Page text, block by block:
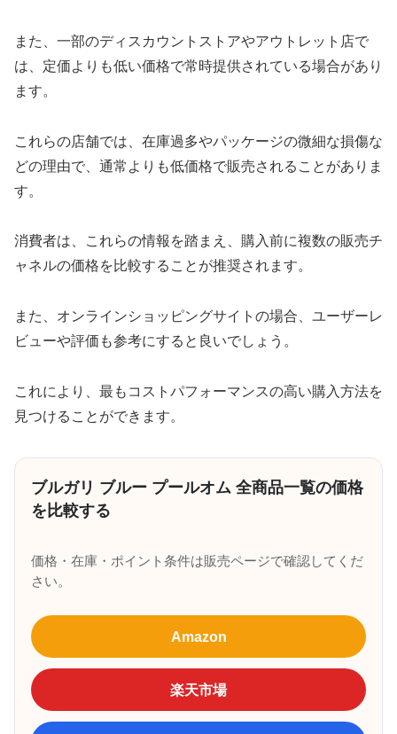
また、一部のディスカウントストアやアウトレット店で
は、定価よりも低い価格で常時提供されている場合があり
ます。
これらの店舗では、在庫過多やパッケージの微細な損傷な
どの理由で、通常よりも低価格で販売されることがありま
す。
消費者は、これらの情報を踏まえ、購入前に複数の販売チ
ャネルの価格を比較することが推奨されます。
また、オンラインショッピングサイトの場合、ユーザーレ
ビューや評価も参考にすると良いでしょう。
これにより、最もコストパフォーマンスの高い購入方法を
見つけることができます。
ブルガリ ブルー プールオム 全商品一覧の価格
を比較する
価格・在庫・ポイント条件は販売ページで確認してくだ
さい。
Amazon
楽天市場